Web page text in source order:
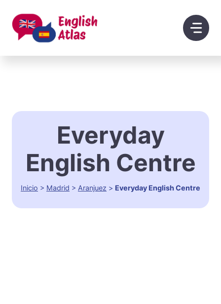
contenido
Everyday
English Centre
Inicio > Madrid > Aranjuez > Everyday English Centre